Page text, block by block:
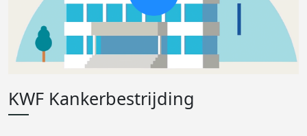
KWF Kankerbestrijding